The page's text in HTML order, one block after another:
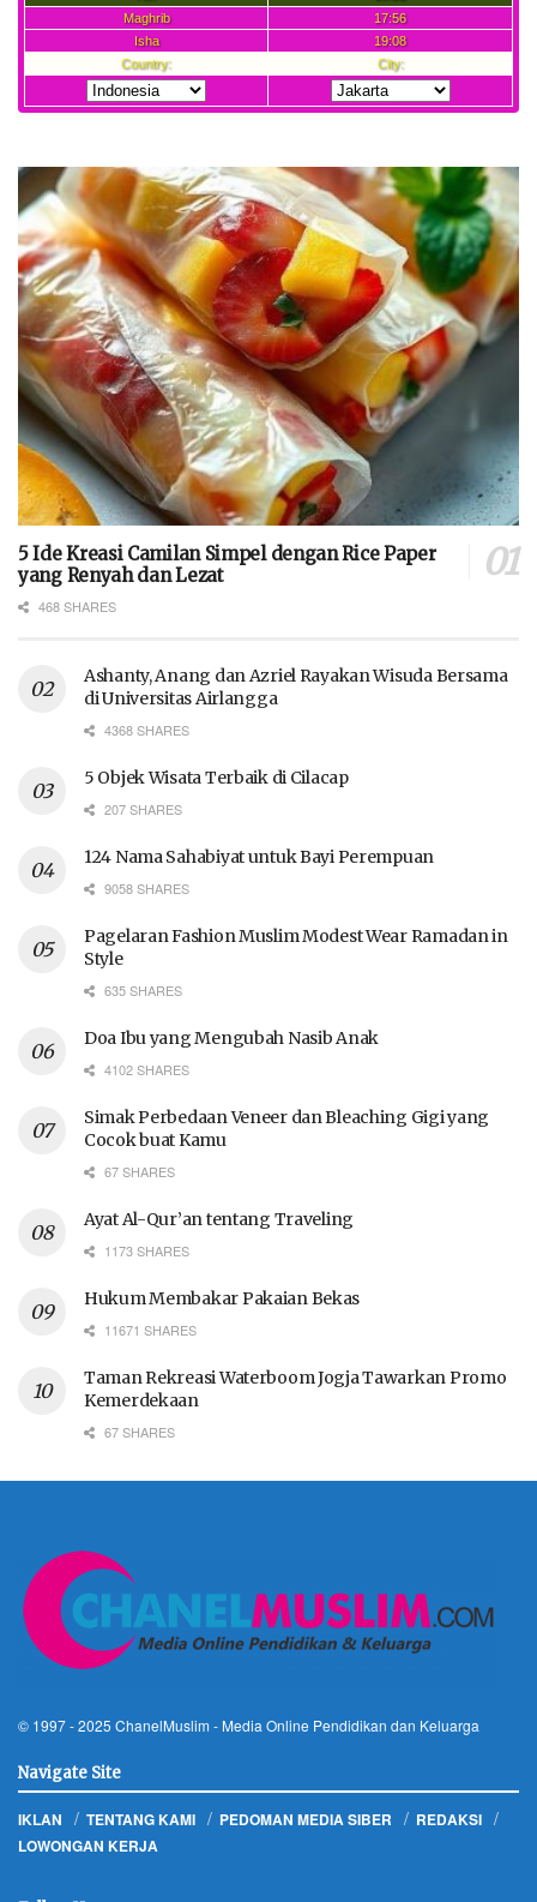
5 Ide Kreasi Camilan Simpel dengan Rice Paper
yang Renyah dan Lezat
468 SHARES
Ashanty, Anang dan Azriel Rayakan Wisuda Bersama
di Universitas Airlangga
4368 SHARES
5 Objek Wisata Terbaik di Cilacap
207 SHARES
124 Nama Sahabiyat untuk Bayi Perempuan
9058 SHARES
Pagelaran Fashion Muslim Modest Wear Ramadan in
Style
635 SHARES
Doa Ibu yang Mengubah Nasib Anak
4102 SHARES
Simak Perbedaan Veneer dan Bleaching Gigi yang
Cocok buat Kamu
67 SHARES
Ayat Al-Qur’an tentang Traveling
1173 SHARES
Hukum Membakar Pakaian Bekas
11671 SHARES
Taman Rekreasi Waterboom Jogja Tawarkan Promo
Kemerdekaan
67 SHARES
© 1997 - 2025 ChanelMuslim - Media Online Pendidikan dan Keluarga
Navigate Site
IKLAN TENTANG KAMI PEDOMAN MEDIA SIBER
REDAKSI
LOWONGAN KERJA